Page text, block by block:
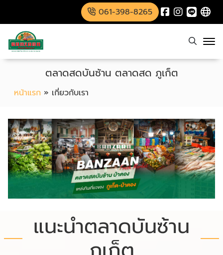
061-398-8265
หน้าแรก » เกี่ยวกับเรา
ตลาดสดบันซ้าน ตลาดสด ภูเก็ต
แนะนำตลาดบันซ้าน